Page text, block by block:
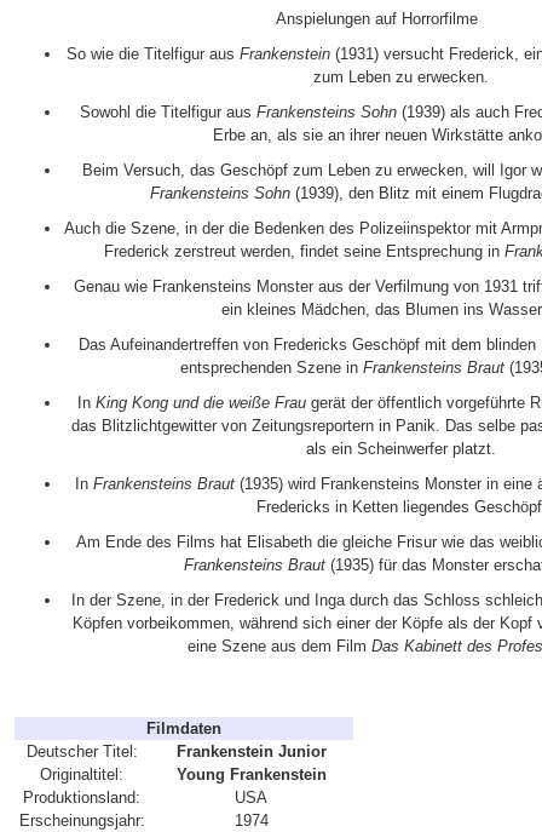
Anspielungen auf Horrorfilme
So wie die Titelfigur ausFrankenstein (1931) versucht Frederick,
zum Leben zu erwecken.
Sowohl die Titelfigur ausFrankensteins Sohn (1939) als auch
Erbe an, als sie an ihrer neuen Wirkstätte
Beim Versuch, das Geschöpf zum Leben zu erwecken, will Igor
Frankensteins Sohn (1939), den Blitz mit einem
Auch die Szene, in der die Bedenken des Polizeiinspektor mit
Frederick zerstreut werden, findet seine Entsprechung in
Genau wie Frankensteins Monster aus der Verfilmung von 1931
ein kleines Mädchen, das Blumen ins
Das Aufeinandertreffen von Fredericks Geschöpf mit dem
entsprechenden Szene inFrankensteins Braut
In King Kong und die weiße Fraugerät der öffentlich vorgeführte
das Blitzlichtgewitter von Zeitungsreportern in Panik. Das selbe
als ein Scheinwerfer platzt.
InFrankensteins Braut (1935) wird Frankensteins Monster in eine
Fredericks in Ketten liegendes
Am Ende des Films hat Elisabeth die gleiche Frisur wie das
Frankensteins Braut (1935) für das Monster
In der Szene, in der Frederick und Inga durch das Schloss
Köpfen vorbeikommen, während sich einer der Köpfe als der Kopf
eine Szene aus dem FilmDas Kabinett des
Filmdaten
Deutscher Titel:
Frankenstein Junior
Originaltitel:
Young Frankenstein
Produktionsland:
USA
Erscheinungsjahr:
1974